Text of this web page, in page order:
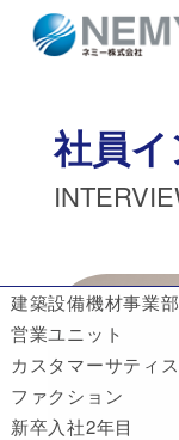
社員
建築設備機材事業部
営業ユニット
カスタマーサティス
ファクション
新卒入社2年目